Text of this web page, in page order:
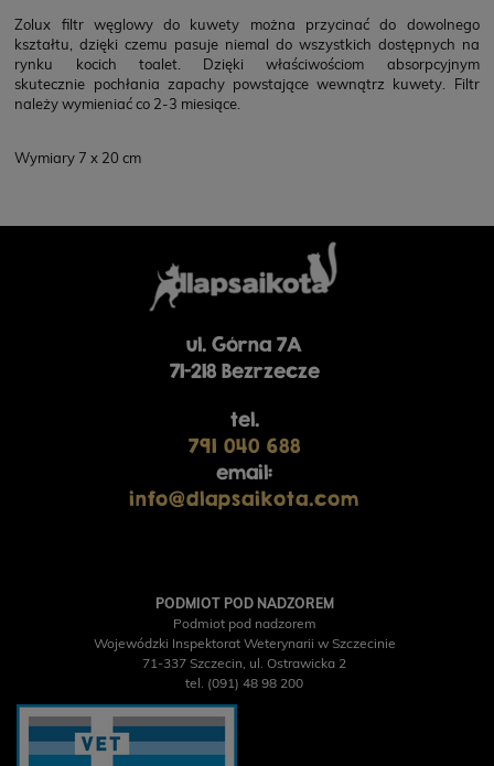
Zolux filtr węglowy do kuwety można przycinać do dowolnego
kształtu, dzięki czemu pasuje niemal do wszystkich dostępnych na
rynku kocich toalet. Dzięki właściwościom absorpcyjnym
skutecznie pochłania zapachy powstające wewnątrz kuwety. Filtr
należy wymieniać co 2-3 miesiące.
Wymiary 7 x 20 cm
ul. Górna 7A
71-218 Bezrzecze
tel.
791 040 688
email:
info@dlapsaikota.com
PODMIOT POD NADZOREM
Podmiot pod nadzorem
Wojewódzki Inspektorat Weterynarii w Szczecinie
71-337 Szczecin, ul. Ostrawicka 2
tel. (091) 48 98 200